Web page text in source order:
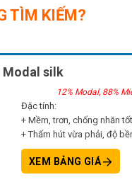
TÌM KIẾM?
Modal silk
12% Modal, 88%
Đặc tính:
+ Mềm, trơn, chống nhăn tốt
+ Thấm hút vừa phải, độ
XEM BẢNG GIÁ